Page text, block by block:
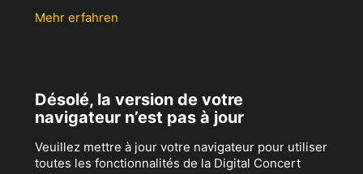
Mehr erfahren
Désolé, la version de votre
navigateur n’est pas à jour
Veuillez mettre à jour votre navigateur pour utiliser
toutes les fonctionnalités de la Digital Concert